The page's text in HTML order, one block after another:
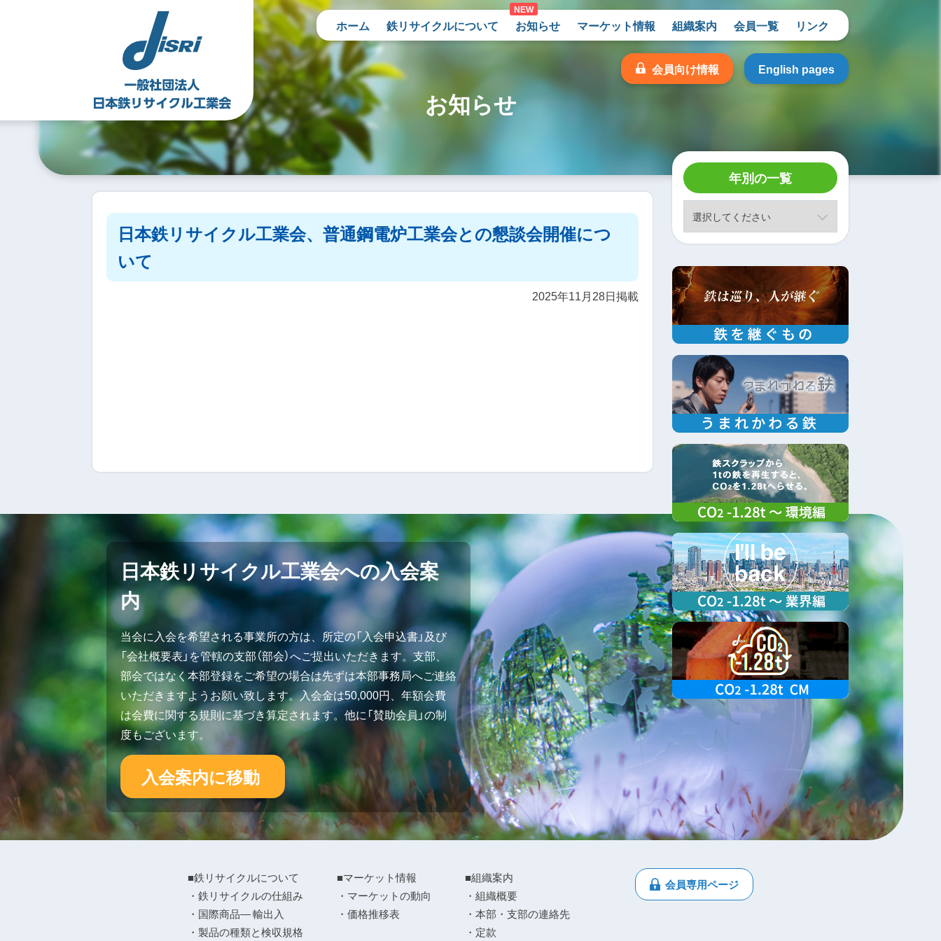
ホーム 鉄リサイクルについて お知らせ マーケット情報 組織案内 会員一覧 リンク
会員向け情報 English pages
お知らせ
日本鉄リサイクル工業会、普通鋼電炉工業会との懇談会開催につ
いて
2025年11月28日掲載
年別の一覧
日本鉄リサイクル工業会への入会案
内
当会に入会を希望される事業所の方は、所定の「入会申込書」及び
「会社概要表」を管轄の支部（部会）へご提出いただきます。支部、
部会ではなく本部登録をご希望の場合は先ずは本部事務局へご連絡
いただきますようお願い致します。入会金は50,000円、年額会費
は会費に関する規則に基づき算定されます。他に「賛助会員」の制
度もございます。
入会案内に移動
■鉄リサイクルについて
・鉄リサイクルの仕組み
・国際商品― 輸出入
・製品の種類と検収規格
■マーケット情報
・マーケットの動向
・価格推移表
■組織案内
・組織概要
・本部・支部の連絡先
・定款
会員専用ページ